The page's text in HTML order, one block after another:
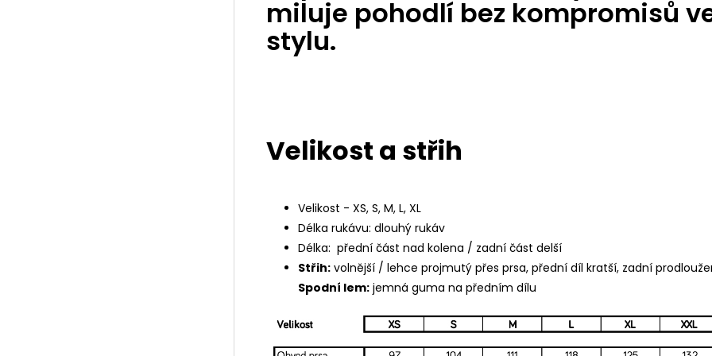
miluje pohodlí bez kompromisů
stylu.
Velikost a střih
Velikost - XS, S, M, L, XL
Délka rukávu: dlouhý rukáv
Délka: přední část nad kolena / zadní část delší
Střih: volnější / lehce projmutý přes prsa, přední díl kratší, zadní
Spodní lem: jemná guma na předním dílu